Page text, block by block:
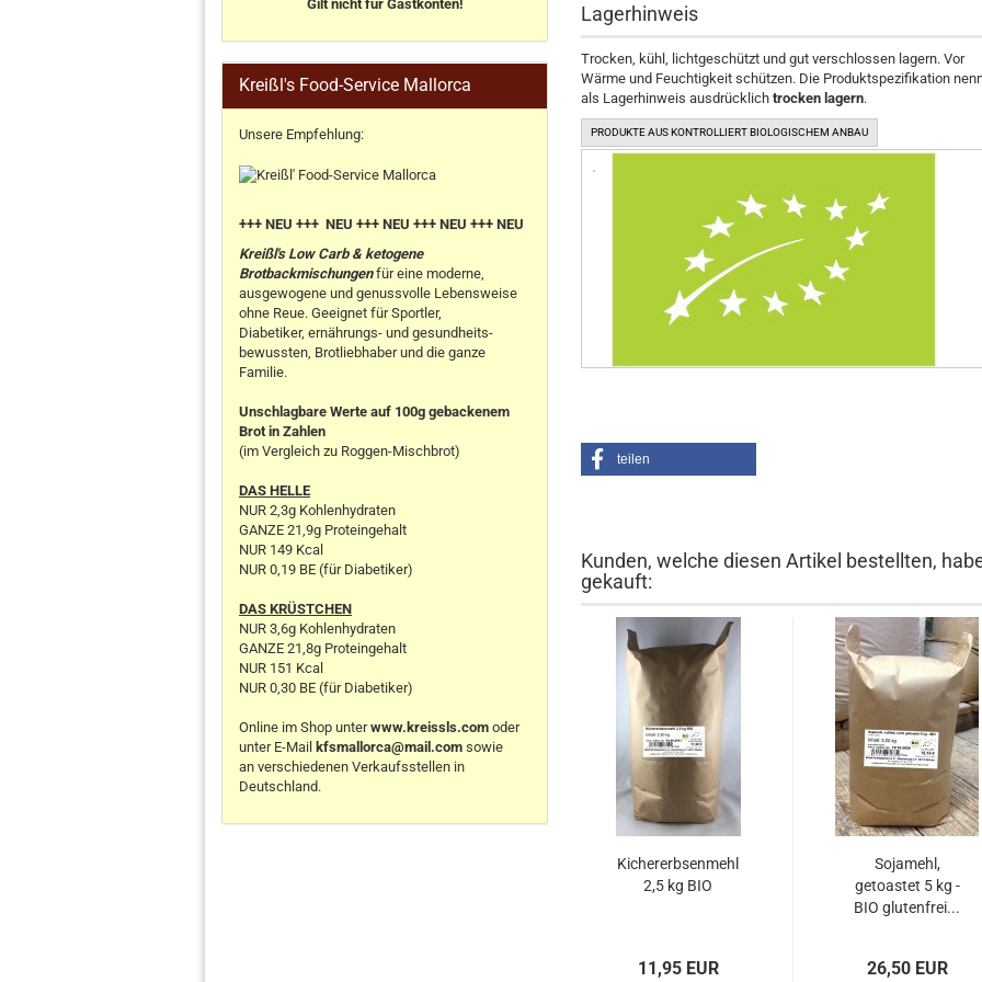
Lagerhinweis
Trocken, kühl, lichtgeschützt und gut verschlossen lagern. Vor
Wärme und Feuchtigkeit schützen. Die Produktspezifikation
als Lagerhinweis ausdrücklichtrocken lagern.
PRODUKTE AUS KONTROLLIERT BIOLOGISCHEM ANBAU
teilen
Kunden, welche diesen Artikel bestellten,
gekauft:
Kichererbsenmehl
2,5 kg BIO
11,95 EUR
Sojamehl,
getoastet 5 kg -
BIO glutenfrei...
26,50 EUR
Gilt nicht für Gastkonten!
Kreißl's Food-Service Mallorca
Unsere Empfehlung:
+++ NEU +++ NEU +++ NEU +++ NEU +++ NEU
Kreißl's Low Carb & ketogene
Brotbackmischungenfür eine moderne,
ausgewogene und genussvolle Lebensweise
ohne Reue. Geeignet für Sportler,
Diabetiker, ernährungs- und gesundheits-
bewussten, Brotliebhaber und die ganze
Familie.
Unschlagbare Werte auf 100g gebackenem
Brot in Zahlen
(im Vergleich zu Roggen-Mischbrot)
DAS HELLE
NUR 2,3g Kohlenhydraten
GANZE 21,9g Proteingehalt
NUR 149 Kcal
NUR 0,19 BE (für Diabetiker)
DAS KRÜSTCHEN
NUR 3,6g Kohlenhydraten
GANZE 21,8g Proteingehalt
NUR 151 Kcal
NUR 0,30 BE (für Diabetiker)
Online im Shop unterwww.kreissls.com oder
unter E-Mail kfsmallorca@mail.com sowie
an verschiedenen Verkaufsstellen in
Deutschland.